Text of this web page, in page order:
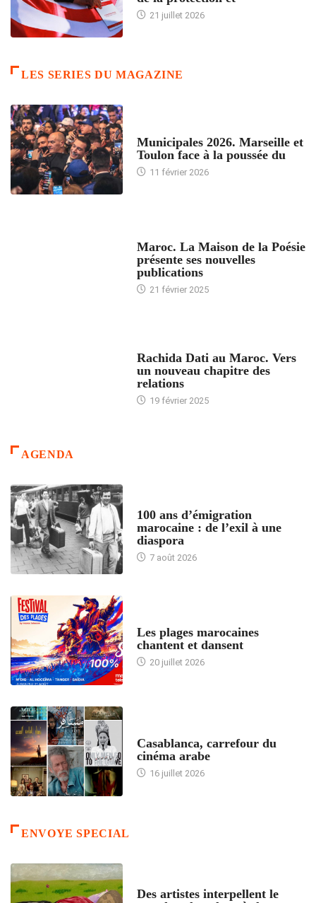
21 juillet 2026
LES SERIES DU MAGAZINE
Municipales 2026. Marseille et
Toulon face à la poussée du
11 février 2026
Maroc. La Maison de la Poésie
présente ses nouvelles
publications
21 février 2025
Rachida Dati au Maroc. Vers
un nouveau chapitre des
relations
19 février 2025
AGENDA
100 ans d’émigration
marocaine : de l’exil à une
diaspora
7 août 2026
Les plages marocaines
chantent et dansent
20 juillet 2026
Casablanca, carrefour du
cinéma arabe
16 juillet 2026
ENVOYE SPECIAL
Des artistes interpellent le